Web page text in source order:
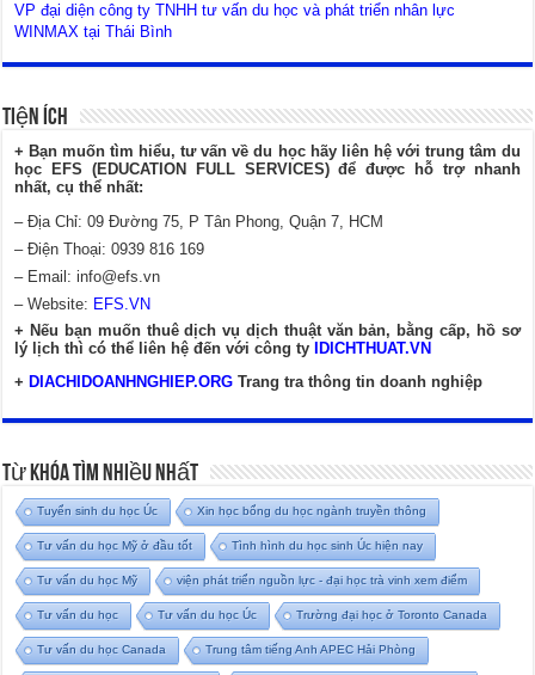
VP đại diện công ty TNHH tư vấn du học và phát triển nhân lực
WINMAX tại Thái Bình
Tiện Ích
+ Bạn muốn tìm hiểu, tư vấn về du học hãy liên hệ với trung tâm du
học EFS (EDUCATION FULL SERVICES) để được hỗ trợ nhanh
nhất, cụ thể nhất:
– Địa Chỉ: 09 Đường 75, P Tân Phong, Quận 7, HCM
– Điện Thoại: 0939 816 169
– Email:info@efs.vn
– Website: EFS.VN
+ Nếu bạn muốn thuê dịch vụ dịch thuật văn bản, bằng cấp, hồ sơ
lý lịch thì có thể liên hệ đến với công ty
IDICHTHUAT.VN
+ DIACHIDOANHNGHIEP.ORG Trang tra thông tin doanh nghiệp
Từ Khóa Tìm Nhiều Nhất
Tuyển sinh du học Úc Xin học bổng du học ngành truyền thông
Tư vấn du học Mỹ ở đầu tốt Tình hình du học sinh Úc hiện nay
Tư vấn du học Mỹ viện phát triển nguồn lực - đại học trà vinh xem điểm
Tư vấn du học Tư vấn du học Úc Trường đại học ở Toronto Canada
Tư vấn du học Canada Trung tâm tiếng Anh APEC Hải Phòng